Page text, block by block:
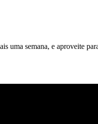
uma semana, e aproveite